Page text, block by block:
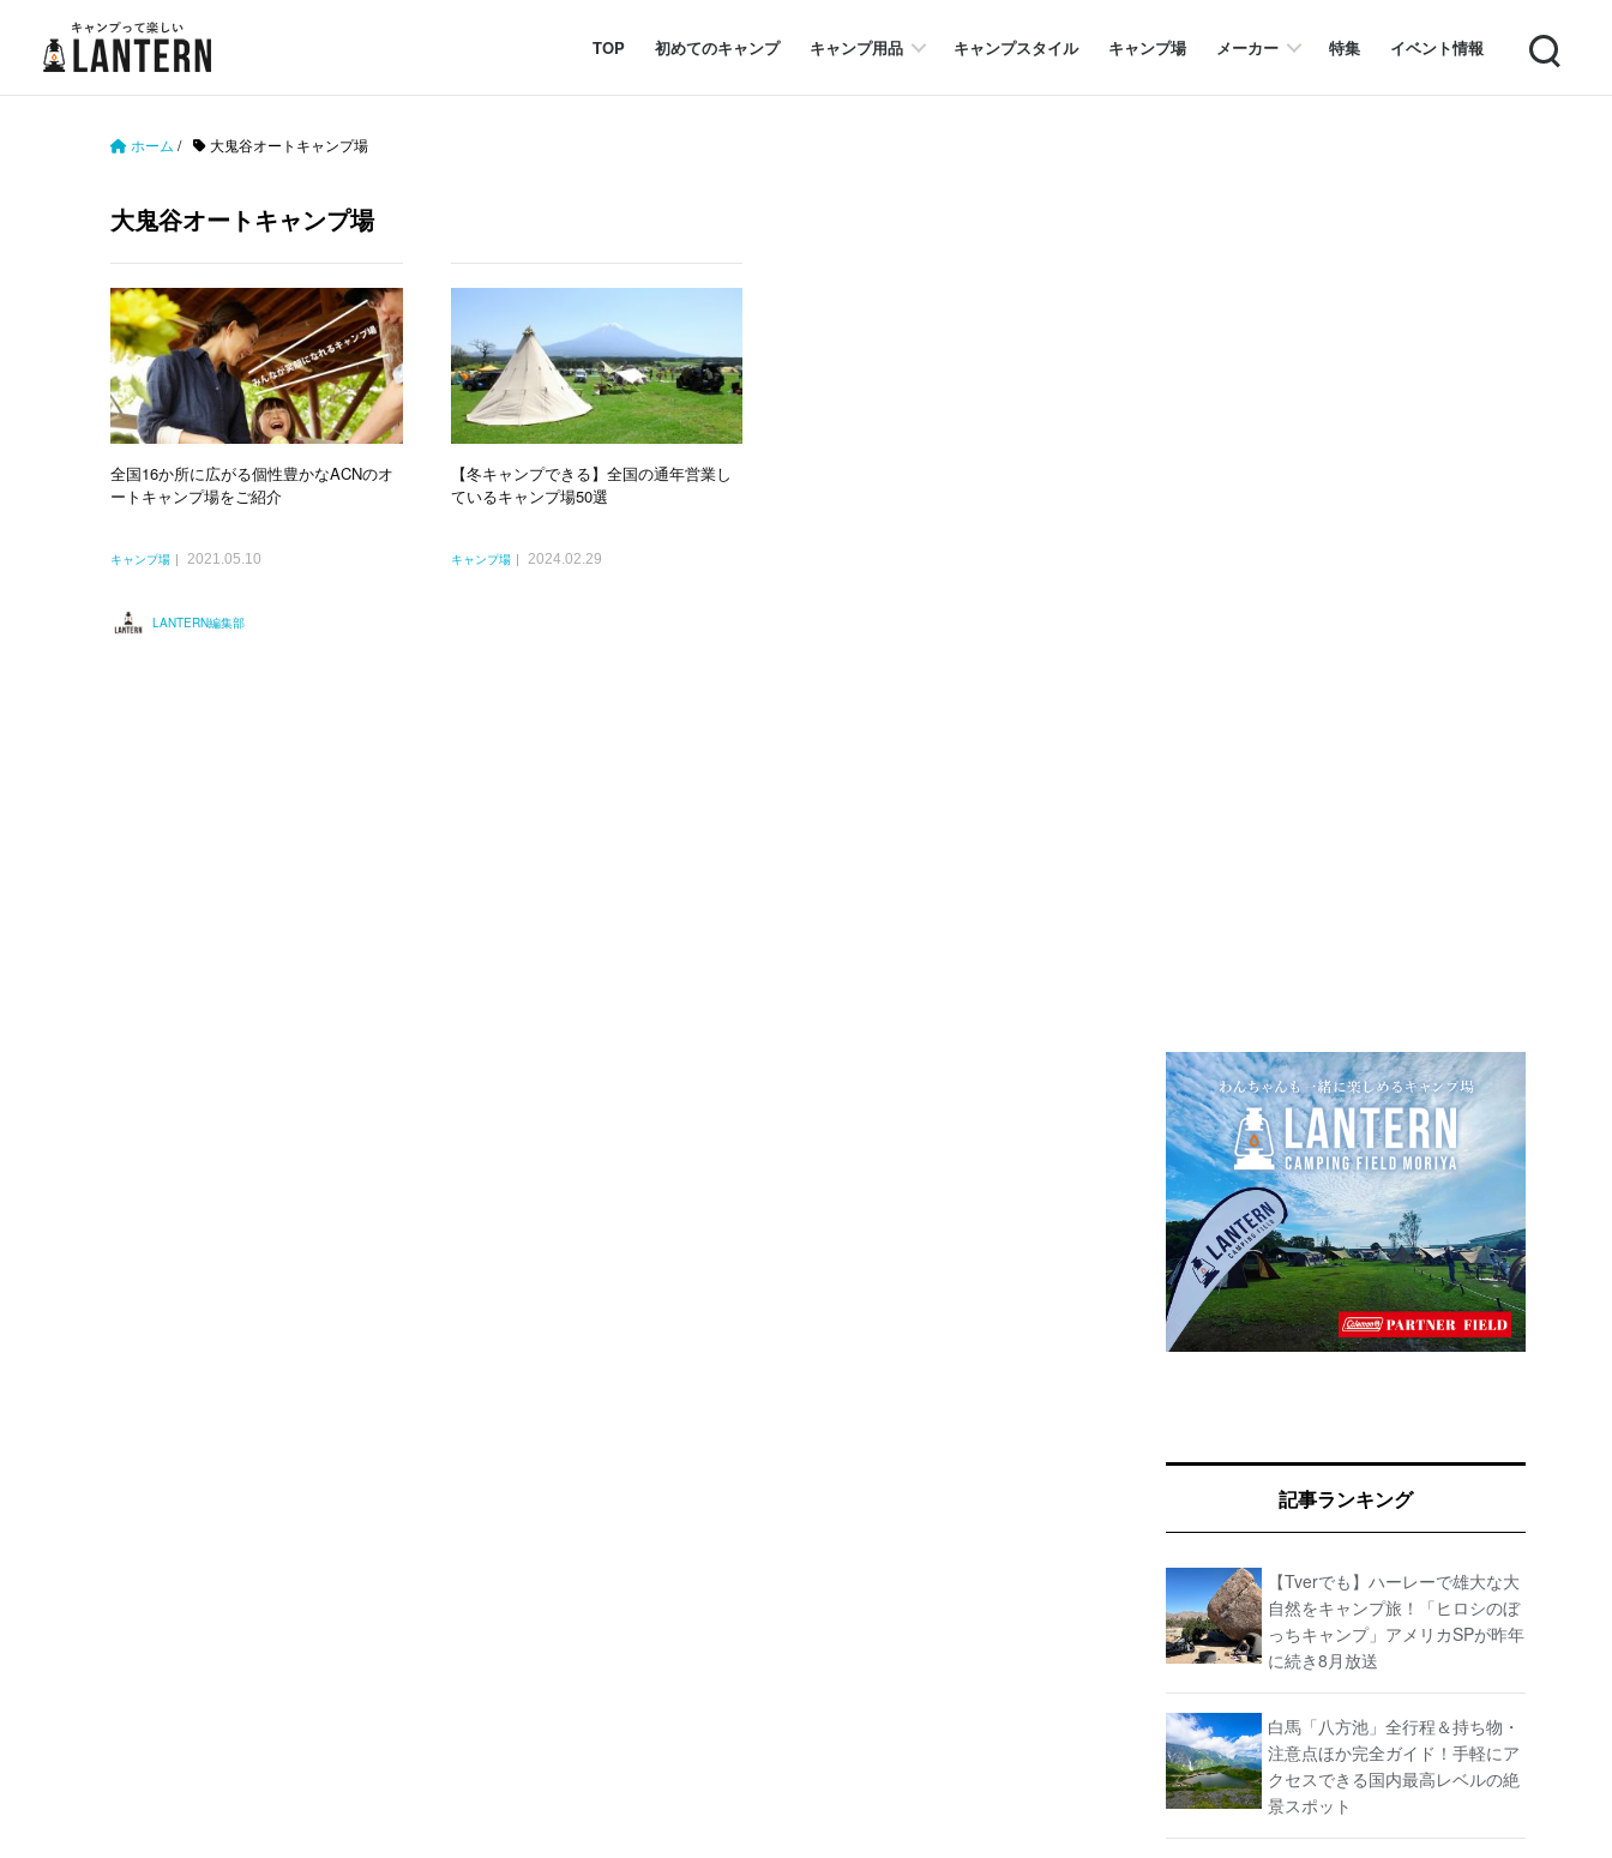
TOP 初めてのキャンプ キャンプ用品 キャンプスタイル キャンプ場 メーカー 特集 イベント情報 Search
ホーム / 大鬼谷オートキャンプ場
大鬼谷オートキャンプ場
全国16か所に広がる個性豊かなACNのオ
ートキャンプ場をご紹介
キャンプ場 2021.05.10
LANTERN編集部
【冬キャンプできる】全国の通年営業し
ているキャンプ場50選
キャンプ場 2024.02.29
記事ランキング
【Tverでも】ハーレーで雄大な大
自然をキャンプ旅！「ヒロシのぼ
っちキャンプ」アメリカSPが昨年
に続き8月放送
白馬「八方池」全行程＆持ち物・
注意点ほか完全ガイド！手軽にア
クセスできる国内最高レベルの絶
景スポット